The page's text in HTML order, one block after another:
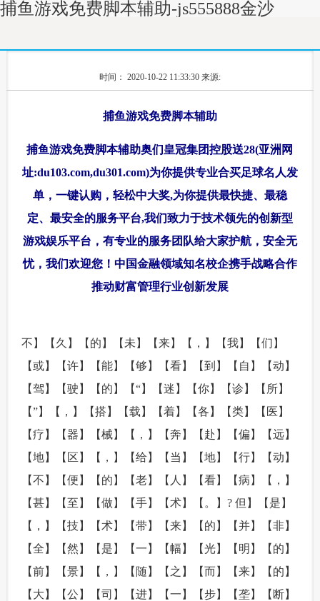
捕鱼游戏免费脚本辅助-js555888金沙
时间： 2020-10-22 11:33:30 来源:
捕鱼游戏免费脚本辅助
捕鱼游戏免费脚本辅助奥们皇冠集团控股送28(亚洲网
址:du103.com,du301.com)为你提供专业合买足球名人发
单，一键认购，轻松中大奖,为你提供最快捷、最稳
定、最安全的服务平台,我们致力于技术领先的创新型
游戏娱乐平台，有专业的服务团队给大家护航，安全无
忧，我们欢迎您！中国金融领域知名校企携手战略合作
推动财富管理行业创新发展
不】【久】【的】【未】【来】【，】【我】【们】
【或】【许】【能】【够】【看】【到】【自】【动】
【驾】【驶】【的】【“】【迷】【你】【诊】【所】
【”】【，】【搭】【载】【着】【各】【类】【医】
【疗】【器】【械】【，】【奔】【赴】【偏】【远】
【地】【区】【，】【给】【当】【地】【行】【动】
【不】【便】【的】【老】【人】【看】【病】【，】
【甚】【至】【做】【手】【术】【。】? 但】【是】
【，】【技】【术】【带】【来】【的】【并】【非】
【全】【然】【是】【一】【幅】【光】【明】【的】
【前】【景】【，】【随】【之】【而】【来】【的】
【大】【公】【司】【进】【一】【步】【垄】【断】